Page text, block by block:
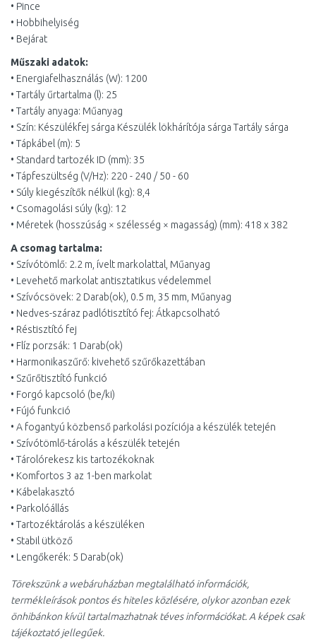
• Pince
• Hobbihelyiség
• Bejárat
Műszaki adatok:
• Energiafelhasználás (W): 1200
• Tartály űrtartalma (l): 25
• Tartály anyaga: Műanyag
• Szín: Készülékfej sárga Készülék lökhárítója sárga Tartály sárga
• Tápkábel (m): 5
• Standard tartozék ID (mm): 35
• Tápfeszültség (V/Hz): 220 - 240 / 50 - 60
• Súly kiegészítők nélkül (kg): 8,4
• Csomagolási súly (kg): 12
• Méretek (hosszúság × szélesség × magasság) (mm): 418 x 382
A csomag tartalma:
• Szívótömlő: 2.2 m, ívelt markolattal, Műanyag
• Levehető markolat antisztatikus védelemmel
• Szívócsövek: 2 Darab(ok), 0.5 m, 35 mm, Műanyag
• Nedves-száraz padlótisztító fej: Átkapcsolható
• Réstisztító fej
• Flíz porzsák: 1 Darab(ok)
• Harmonikaszűrő: kivehető szűrőkazettában
• Szűrőtisztító funkció
• Forgó kapcsoló (be/ki)
• Fújó funkció
• A fogantyú közbenső parkolási pozíciója a készülék tetején
• Szívótömlő-tárolás a készülék tetején
• Tárolórekesz kis tartozékoknak
• Komfortos 3 az 1-ben markolat
• Kábelakasztó
• Parkolóállás
• Tartozéktárolás a készüléken
• Stabil ütköző
• Lengőkerék: 5 Darab(ok)
Törekszünk a webáruházban megtalálható információk,
termékleírások pontos és hiteles közlésére, olykor azonban ezek
önhibánkon kívül tartalmazhatnak téves információkat. A képek csak
tájékoztató jellegűek.